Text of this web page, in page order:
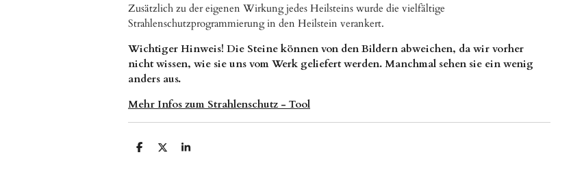
Zusätzlich zu der eigenen Wirkung jedes Heilsteins wurde die vielfältige
Strahlenschutzprogrammierung in den Heilstein verankert.
Wichtiger Hinweis! Die Steine können von den Bildern abweichen, da wir vorher
nicht wissen, wie sie uns vom Werk geliefert werden. Manchmal sehen sie ein wenig
anders aus.
Mehr Infos zum Strahlenschutz - Tool
T
T
T